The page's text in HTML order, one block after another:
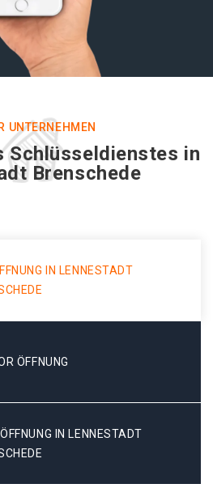
UNTERNEHMEN
Schlüsseldienstes in
Brenschede
IN LENNESTADT
ÖFFNUNG
IN LENNESTADT